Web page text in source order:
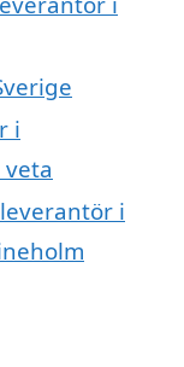
i
i